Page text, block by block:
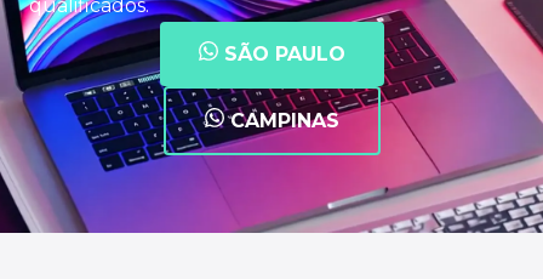
qualificados.
SÃO PAULO
CAMPINAS